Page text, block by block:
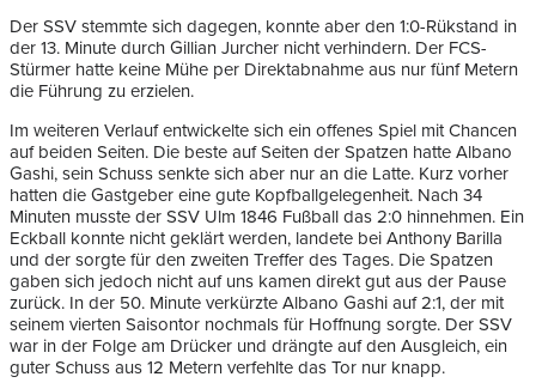
Der SSV stemmte sich dagegen, konnte aber den 1:0-Rükstand in
der 13. Minute durch Gillian Jurcher nicht verhindern. Der FCS-
Stürmer hatte keine Mühe per Direktabnahme aus nur fünf Metern
die Führung zu erzielen.
Im weiteren Verlauf entwickelte sich ein offenes Spiel mit Chancen
auf beiden Seiten. Die beste auf Seiten der Spatzen hatte Albano
Gashi, sein Schuss senkte sich aber nur an die Latte. Kurz vorher
hatten die Gastgeber eine gute Kopfballgelegenheit. Nach 34
Minuten musste der SSV Ulm 1846 Fußball das 2:0 hinnehmen. Ein
Eckball konnte nicht geklärt werden, landete bei Anthony Barilla
und der sorgte für den zweiten Treffer des Tages. Die Spatzen
gaben sich jedoch nicht auf uns kamen direkt gut aus der Pause
zurück. In der 50. Minute verkürzte Albano Gashi auf 2:1, der mit
seinem vierten Saisontor nochmals für Hoffnung sorgte. Der SSV
war in der Folge am Drücker und drängte auf den Ausgleich, ein
guter Schuss aus 12 Metern verfehlte das Tor nur knapp.